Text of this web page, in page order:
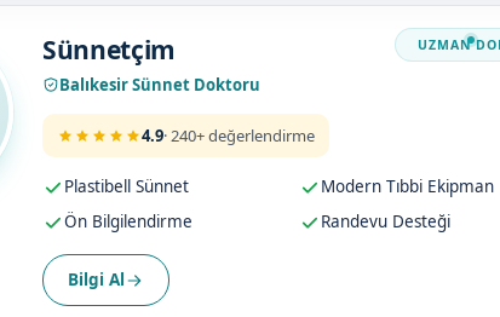
Sünnetçim
Balıkesir Sünnet Doktoru
4.9· 240+ değerlendirme
Plastibell Sünnet
Modern Tıbbi Ekipman
Ön Bilgilendirme
Randevu Desteği
Bilgi Al